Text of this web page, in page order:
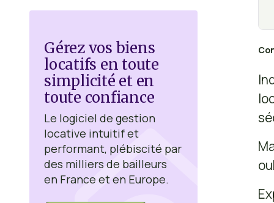
Gérez vos biens
locatifs en toute
simplicité et en
toute confiance
Le logiciel de gestion
locative intuitif et
performant, plébiscité par
des milliers de bailleurs
en France et en Europe.